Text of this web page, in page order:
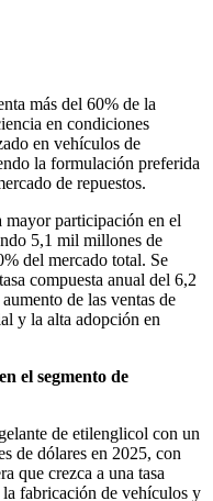
más del 60% de la
en condiciones
en vehículos de
la formulación preferida
de repuestos.
participación en el
5,1 mil millones de
del mercado total. Se
compuesta anual del 6,2
de las ventas de
y la alta adopción en
el segmento de
de etilenglicol con un
de dólares en 2025, con
que crezca a una tasa
fabricación de vehículos y